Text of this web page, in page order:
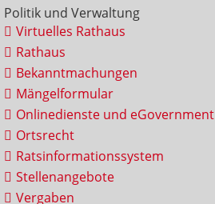
Politik und Verwaltung
Virtuelles Rathaus
Rathaus
Bekanntmachungen
Mängelformular
Onlinedienste und eGovernment
Ortsrecht
Ratsinformationssystem
Stellenangebote
Vergaben